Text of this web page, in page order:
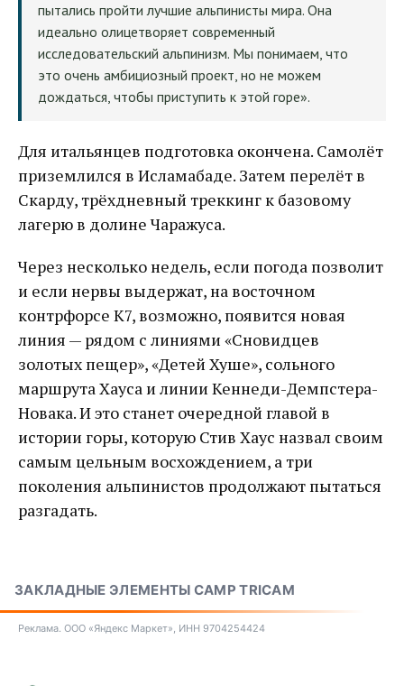
пытались пройти лучшие альпинисты мира. Она
идеально олицетворяет современный
исследовательский альпинизм. Мы понимаем, что
это очень амбициозный проект, но не можем
дождаться, чтобы приступить к этой горе».
Для итальянцев подготовка окончена. Самолёт
приземлился в Исламабаде. Затем перелёт в
Скарду, трёхдневный треккинг к базовому
лагерю в долине Чаражуса.
Через несколько недель, если погода позволит
и если нервы выдержат, на восточном
контрфорсе К7, возможно, появится новая
линия — рядом с линиями «Сновидцев
золотых пещер», «Детей Хуше», сольного
маршрута Хауса и линии Кеннеди-Демпстера-
Новака. И это станет очередной главой в
истории горы, которую Стив Хаус назвал своим
самым цельным восхождением, а три
поколения альпинистов продолжают пытаться
разгадать.
ЗАКЛАДНЫЕ ЭЛЕМЕНТЫ CAMP TRICAM
Реклама. ООО «Яндекс Маркет», ИНН 9704254424